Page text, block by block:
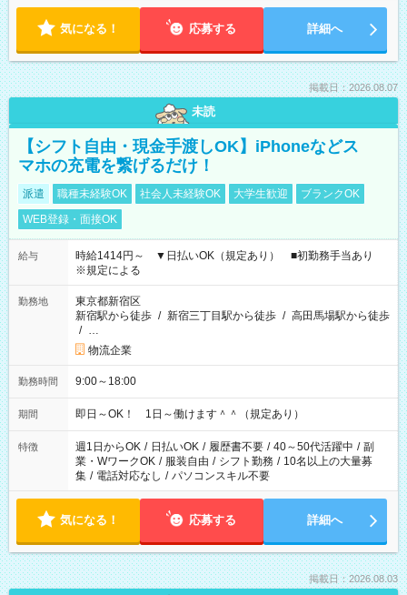
気になる！ 応募する 詳細へ
掲載日：2026.08.07
未読
【シフト自由・現金手渡しOK】iPhoneなどス
マホの充電を繋げるだけ！
派遣 職種未経験OK 社会人未経験OK 大学生歓迎
ブランクOK
WEB登録・面接OK
給与
時給1414円～ ▼日払いOK（規定あり） ■初勤務手当あり
※規定による
勤務地
東京都新宿区
新宿駅から徒歩 / 新宿三丁目駅から徒歩 / 高田馬場駅から徒歩
/ …
物流企業
勤務時間 9:00～18:00
期間 即日～OK！ 1日～働けます＾＾（規定あり）
特徴 週1日からOK / 日払いOK / 履歴書不要 / 40～50代活躍中 / 副
業・WワークOK / 服装自由 / シフト勤務 / 10名以上の大量募
集 / 電話対応なし / パソコンスキル不要
気になる！ 応募する 詳細へ
掲載日：2026.08.03